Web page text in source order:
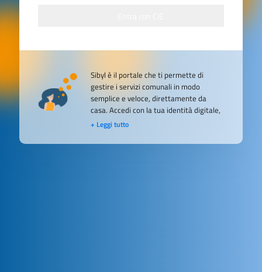
Sibyl è il portale che ti permette di
gestire i servizi comunali in modo
semplice e veloce, direttamente da
casa. Accedi con la tua identità digitale,
Sibyl ti guiderà passo dopo passo per
efficiente e senza stress. Scopri ora
+ Leggi tutto